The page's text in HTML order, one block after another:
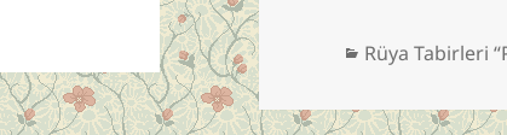
Kategoriler
Rüya Tabirleri